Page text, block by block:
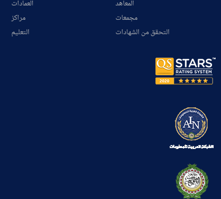
العمادات
المعاهد
مراكز
مجمعات
التعليم
التحقق من الشهادات